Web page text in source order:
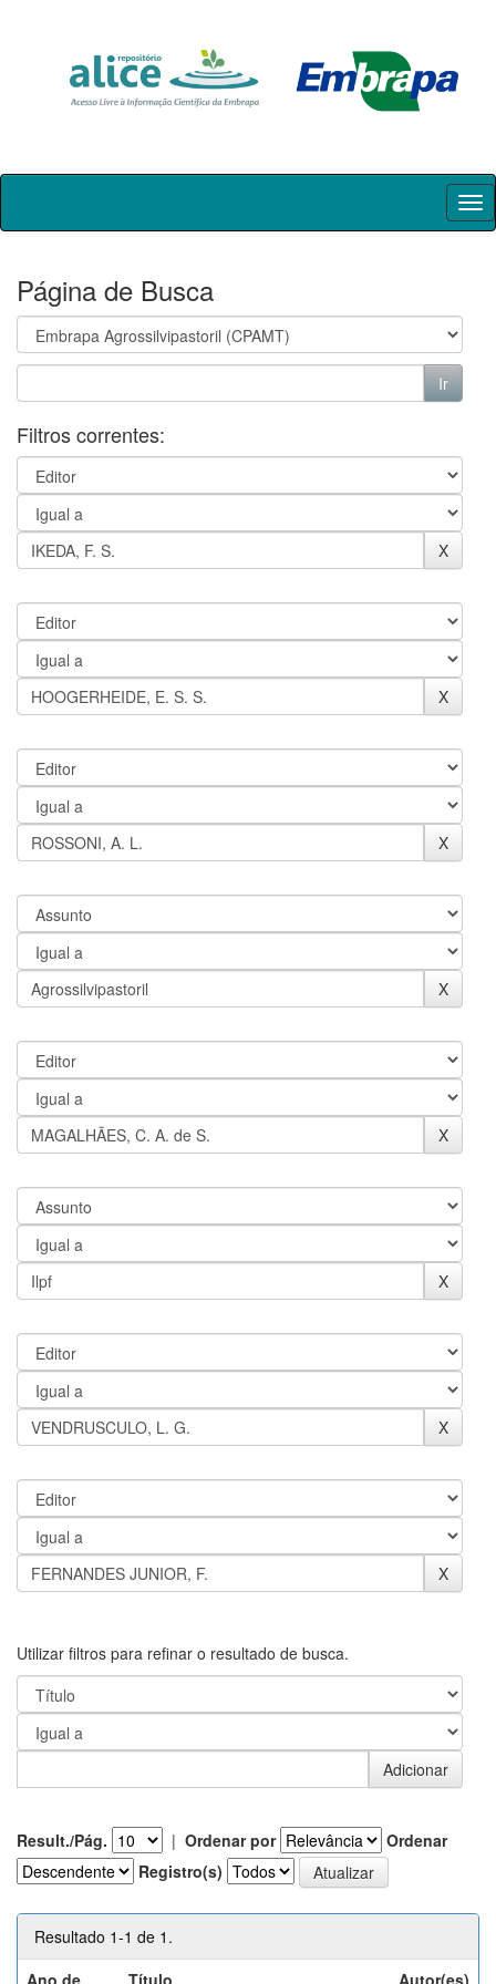
Skip
Página de Busca
Filtros correntes:
Utilizar filtros para refinar o resultado de busca.
Result./Pág. | Ordenar por
Ordenar
Registro(s)
Resultado 1-1 de 1.
Ano de
Título Autor(es)